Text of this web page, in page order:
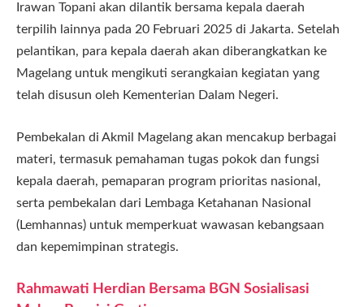
Irawan Topani akan dilantik bersama kepala daerah
terpilih lainnya pada 20 Februari 2025 di Jakarta. Setelah
pelantikan, para kepala daerah akan diberangkatkan ke
Magelang untuk mengikuti serangkaian kegiatan yang
telah disusun oleh Kementerian Dalam Negeri.
Pembekalan di Akmil Magelang akan mencakup berbagai
materi, termasuk pemahaman tugas pokok dan fungsi
kepala daerah, pemaparan program prioritas nasional,
serta pembekalan dari Lembaga Ketahanan Nasional
(Lemhannas) untuk memperkuat wawasan kebangsaan
dan kepemimpinan strategis.
Rahmawati Herdian Bersama BGN Sosialisasi